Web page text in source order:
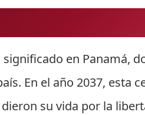
en Panamá,
En el año 2037, esta
su vida por la